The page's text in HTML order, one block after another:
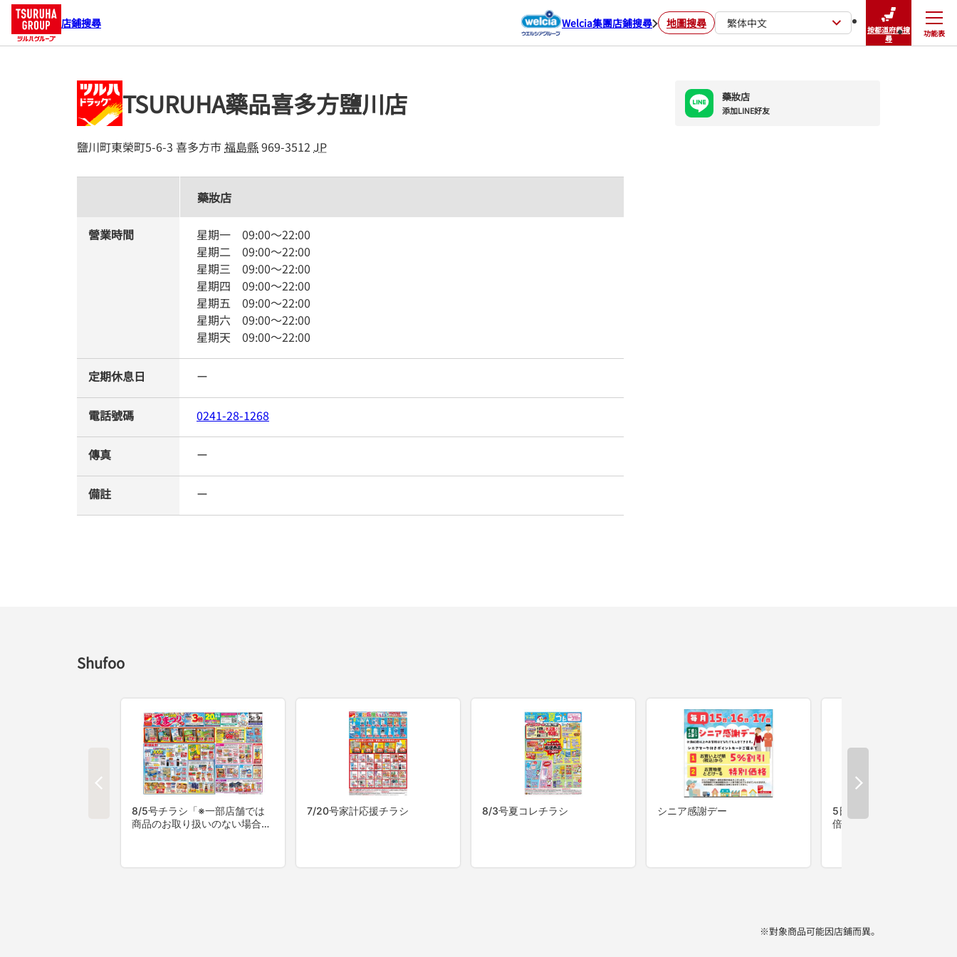
店鋪搜尋 Welcia集團店鋪搜尋 地圖搜尋 繁体中文
按都道府縣搜
尋
功能表
關閉
TSURUHA藥品喜多方鹽川店
鹽川町東榮町5-6-3 喜多方市福島縣969-3512 JP
藥妝店
添加LINE好友
Shufoo
※對象商品可能因店鋪而異。
藥妝店
營業時間 星期一 09:00～22:00
星期二 09:00～22:00
星期三 09:00～22:00
星期四 09:00～22:00
星期五 09:00～22:00
星期六 09:00～22:00
星期天 09:00～22:00
定期休息日 ー
電話號碼 0241-28-1268
傳真 ー
備註 ー